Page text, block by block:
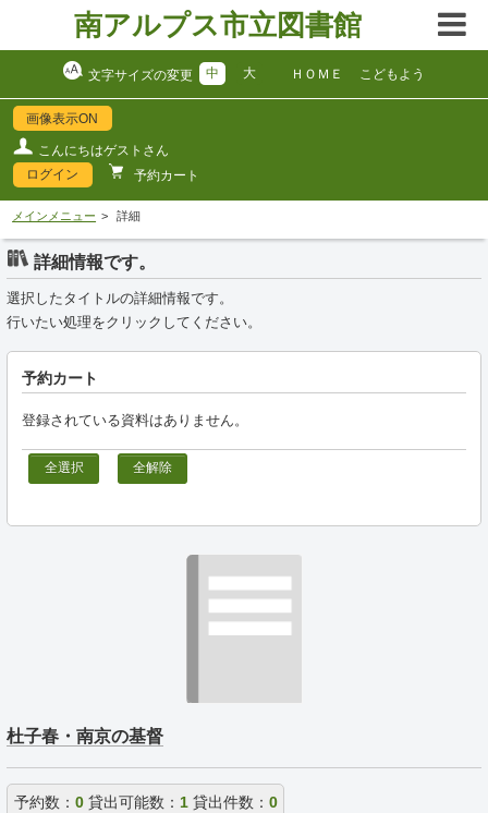
南アルプス市立図書館
文字サイズの変更 中 大 ＨＯＭＥ こどもよう
画像表示ON
こんにちはゲストさん
ログイン
予約カート
メインメニュー 詳細
詳細情報です。
選択したタイトルの詳細情報です。
行いたい処理をクリックしてください。
予約カート
登録されている資料はありません。
全選択 全解除
杜子春・南京の基督
予約数： 0貸出可能数： 1貸出件数： 0